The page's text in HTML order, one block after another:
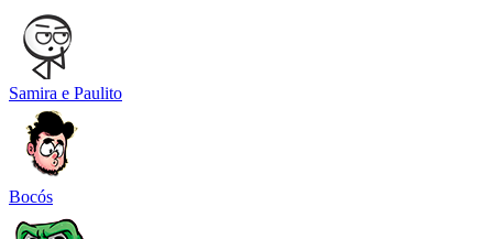
Samira e Paulito
Bocós